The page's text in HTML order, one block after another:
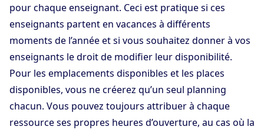
pour chaque enseignant. Ceci est pratique si ces
enseignants partent en vacances à différents
moments de l’année et si vous souhaitez donner à vos
enseignants le droit de modifier leur disponibilité.
Pour les emplacements disponibles et les places
disponibles, vous ne créerez qu’un seul planning
chacun. Vous pouvez toujours attribuer à chaque
ressource ses propres heures d’ouverture, au cas où la